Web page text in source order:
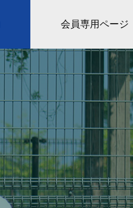
会員専用ページ